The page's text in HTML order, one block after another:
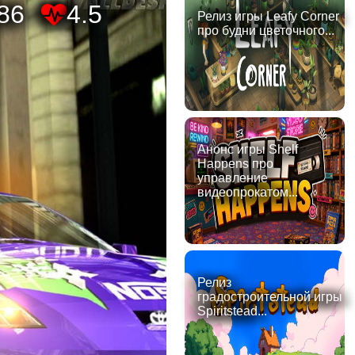
4.5
Релиз игры Leafy Corner
про будни цветочного...
Анонс игры Shelf
Happens про
управление
видеопрокатом...
Релиз
градостроительной игры
Spiritstead...